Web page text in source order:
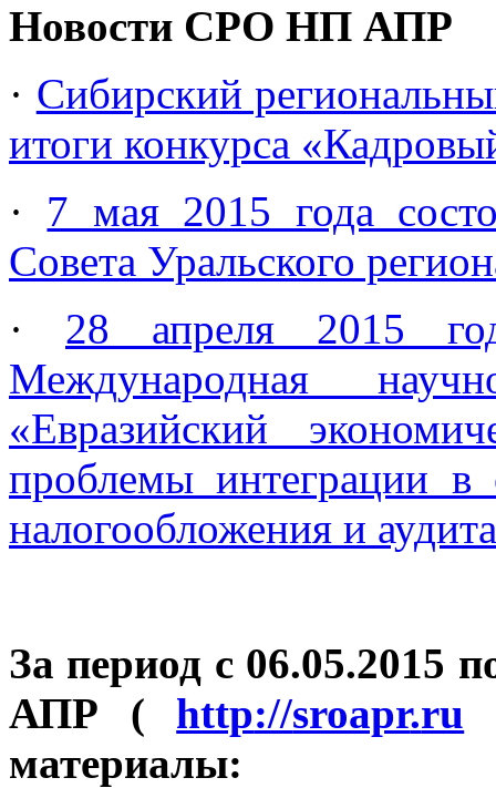
Новости СРО НП АПР
· Сибирский
итоги конкурса
· 7 мая 2015 года
Совета Уральского
· 28 апреля 2015
Международная
«Евразийский
проблемы интеграции в
налогообложения и
За период с 06.05.2015
АПР ( http://sroapr.ru
материалы: